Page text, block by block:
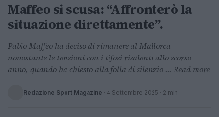
Maffeo si scusa: “Affronterò la
situazione direttamente”.
Pablo Maffeo ha deciso di rimanere al Mallorca
nonostante le tensioni con i tifosi risalenti allo scorso
anno, quando ha chiesto alla folla di silenzio ... Read more
Redazione Sport Magazine · 4 Settembre 2025 · 2 min